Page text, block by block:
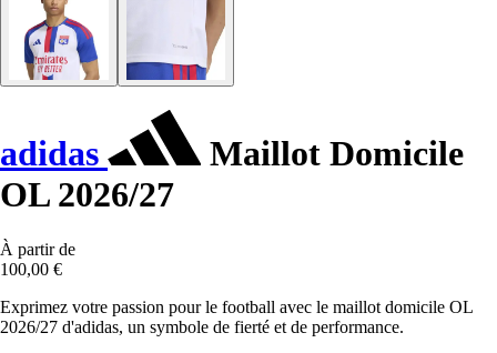
adidas
Maillot Domicile
OL 2026/27
À partir de
100,00 €
Exprimez votre passion pour le football avec le maillot domicile OL
2026/27 d'adidas, un symbole de fierté et de performance.